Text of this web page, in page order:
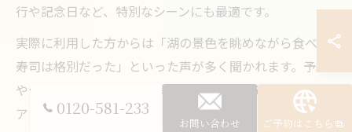
行や記念日など、特別なシーンにも最適です。
実際に利用した方からは「湖の景色を眺めながら食べる
寿司は格別だった」といった声が多く聞かれます。予約
やテイクアウトの際も、景色を活かした店選びが満足度
アップのコツです。
0120-581-233
お問い合わせ ご予約はこちら